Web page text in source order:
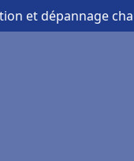
et dépannage